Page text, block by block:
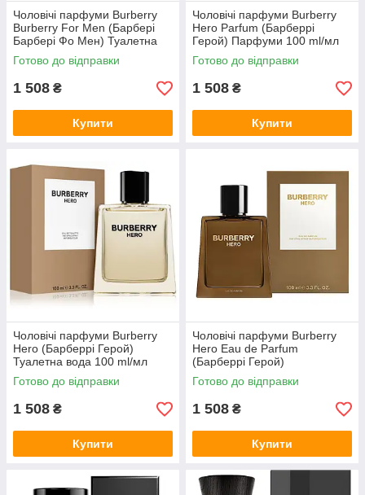
Чоловічі парфуми Burberry
Burberry For Men (Барбері
Барбері Фо Мен) Туалетна
вода 100 ml/мл
Готово до відправки
1 508 ₴
Купити
Чоловічі парфуми Burberry
Hero Parfum (Барберрі
Герой) Парфуми 100 ml/мл
Готово до відправки
1 508 ₴
Купити
Чоловічі парфуми Burberry
Hero (Барберрі Герой)
Туалетна вода 100 ml/мл
Готово до відправки
1 508 ₴
Купити
Чоловічі парфуми Burberry
Hero Eau de Parfum
(Барберрі Герой)
Парфумована вода 100 ml/
мл
Готово до відправки
1 508 ₴
Купити